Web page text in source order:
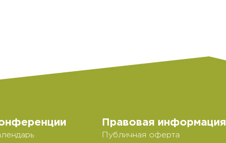
Правовая информация
Публичная оферта